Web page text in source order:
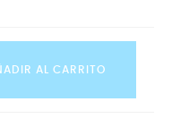
AL CARRITO